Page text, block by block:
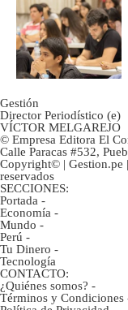
Gestión
Director Periodístico (e)
VÍCTOR MELGAREJO
© Empresa Editora El
Calle Paracas #532,
Copyright© | Gestion.pe
reservados
SECCIONES:
Portada -
Economía -
Mundo -
Perú -
Tu Dinero -
Tecnología
CONTACTO:
¿Quiénes somos? -
Términos y Condiciones